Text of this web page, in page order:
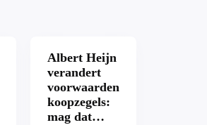
Albert Heijn
verandert
voorwaarden
koopzegels:
mag dat